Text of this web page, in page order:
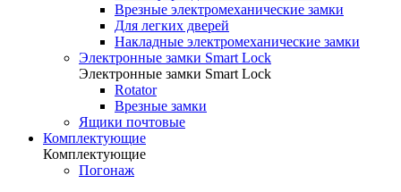
Врезные электромеханические замки
Для легких дверей
Накладные электромеханические замки
Электронные замки Smart Lock
Электронные замки Smart Lock
Rotator
Врезные замки
Ящики почтовые
Комплектующие
Комплектующие
Погонаж